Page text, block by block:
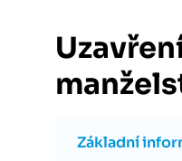
Základní